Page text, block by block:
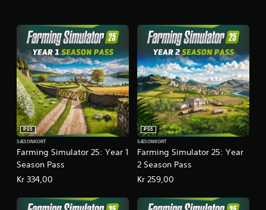
Farming Simulator 25: Year 1
Season Pass
PS5
SÆSONKORT
Kr 334,00
Farming Simulator 25: Year
2 Season Pass
PS5
SÆSONKORT
Kr 259,00